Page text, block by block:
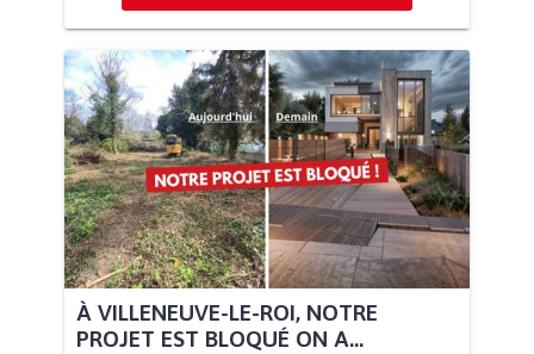
À VILLENEUVE-LE-ROI, NOTRE
PROJET EST BLOQUÉ ON A...